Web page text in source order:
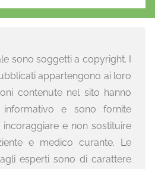
sono soggetti a copyright. I
appartengono ai loro
contenute nel sito hanno
e sono fornite
e non sostituire
e medico curante. Le
esperti sono di carattere